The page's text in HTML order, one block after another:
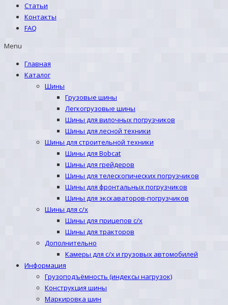
Статьи
Контакты
FAQ
Menu
Главная
Каталог
Шины
Грузовые шины
Легкогрузовые шины
Шины для вилочных погрузчиков
Шины для лесной техники
Шины для строительной техники
Шины для Bobcat
Шины для грейдеров
Шины для телескопических погрузчиков
Шины для фронтальных погрузчиков
Шины для экскаваторов-погрузчиков
Шины для с/х
Шины для прицепов с/х
Шины для тракторов
Дополнительно
Камеры для с/х и грузовых автомобилей
Информация
Грузоподъёмность (индексы нагрузок)
Конструкция шины
Маркировка шин